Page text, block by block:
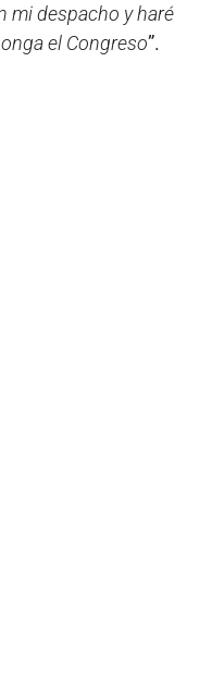
mi despacho y haré
el Congreso”.